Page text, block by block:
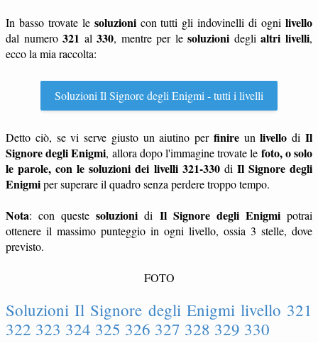
In basso trovate le soluzionicon tutti gli indovinelli di ognilivello
dal numero321 al330, mentre per lesoluzioni deglialtri livelli,
ecco la mia raccolta:
Soluzioni Il Signore degli Enigmi - tutti i livelli
Detto ciò, se vi serve giusto un aiutino per finireunlivello diIl
Signore degli Enigmi, allora dopo l'immagine trovate le foto, o solo
le parole, con le soluzioni dei livelli 321-330di Il Signore degli
Enigmiper superare il quadro senza perdere troppo tempo.
Nota: con questesoluzioni di Il Signore degli Enigmipotrai
ottenere il massimo punteggio in ogni livello, ossia 3 stelle, dove
previsto.
FOTO
Soluzioni Il Signore degli Enigmi livello 321
322 323 324 325 326 327 328 329 330